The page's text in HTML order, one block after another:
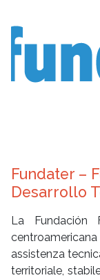
Fundater –
Desarrollo
La Fundación
assistenza
territoriale,